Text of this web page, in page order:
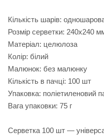
Кількість шарів:
Розмір серветки: 240х240
Матеріал: целюлоза
Колір: білий
Малюнок: без малюнку
Кількість в пачці: 100 шт
Упаковка: поліетиленовий
Вага упаковки: 75 г
Серветка 100 шт —